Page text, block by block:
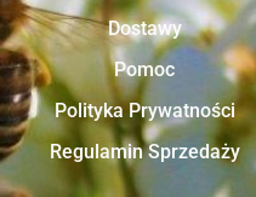
Dostawy
Pomoc
Polityka Prywatności
Regulamin Sprzedaży